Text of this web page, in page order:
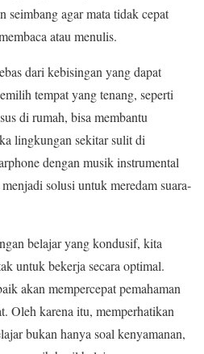
seimbang agar mata tidak cepat
atau menulis.
dari kebisingan yang dapat
tempat yang tenang, seperti
di rumah, bisa membantu
lingkungan sekitar sulit di
dengan musik instrumental
solusi untuk meredam suara-
belajar yang kondusif, kita
untuk bekerja secara optimal.
akan mempercepat pemahaman
Oleh karena itu, memperhatikan
bukan hanya soal kenyamanan,